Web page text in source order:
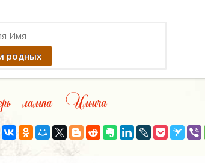
родных
лампа Ильича